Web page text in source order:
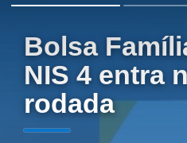
Bolsa
NIS 4 entra
rodada